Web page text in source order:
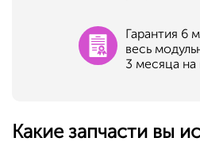
Гарантия 6
весь
3 месяца на
Какие запчасти вы